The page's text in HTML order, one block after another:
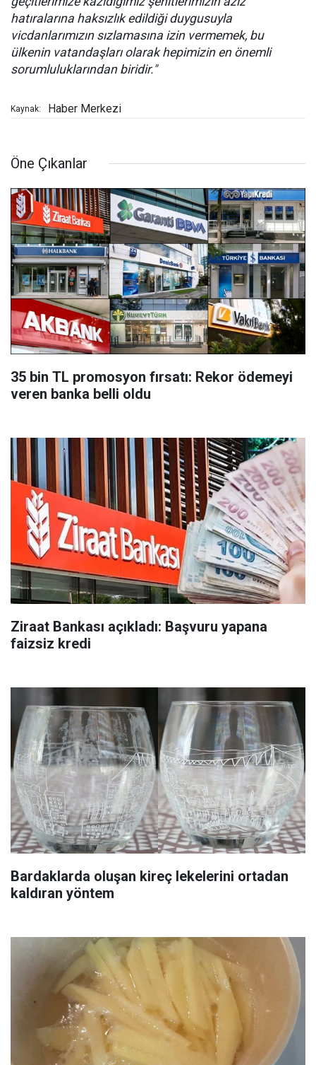
hatıralarına haksızlık edildiği duygusuyla
vicdanlarımızın sızlamasına izin vermemek, bu
ülkenin vatandaşları olarak hepimizin en önemli
sorumluluklarından biridir."
Kaynak: Haber Merkezi
Öne Çıkanlar
35 bin TL promosyon fırsatı: Rekor ödemeyi
veren banka belli oldu
Ziraat Bankası açıkladı: Başvuru yapana
faizsiz kredi
Bardaklarda oluşan kireç lekelerini ortadan
kaldıran yöntem